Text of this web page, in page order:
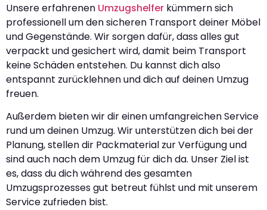
Unsere erfahrenen Umzugshelfer kümmern sich
professionell um den sicheren Transport deiner Möbel
und Gegenstände. Wir sorgen dafür, dass alles gut
verpackt und gesichert wird, damit beim Transport
keine Schäden entstehen. Du kannst dich also
entspannt zurücklehnen und dich auf deinen Umzug
freuen.
Außerdem bieten wir dir einen umfangreichen Service
rund um deinen Umzug. Wir unterstützen dich bei der
Planung, stellen dir Packmaterial zur Verfügung und
sind auch nach dem Umzug für dich da. Unser Ziel ist
es, dass du dich während des gesamten
Umzugsprozesses gut betreut fühlst und mit unserem
Service zufrieden bist.